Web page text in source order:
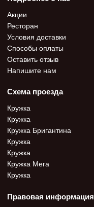
Акции
Ресторан
Условия доставки
Способы оплаты
Оставить отзыв
Напишите нам
Схема проезда
Кружка
Кружка
Кружка Бригантина
Кружка
Кружка
Кружка Мега
Кружка
Правовая информация